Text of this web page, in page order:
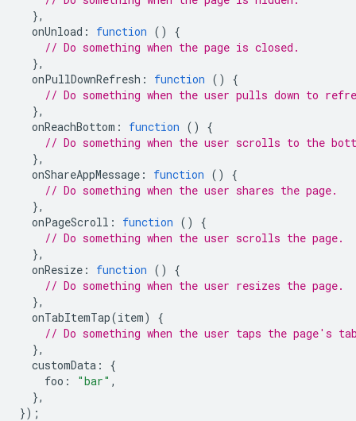
},
onUnload : function ()
{
// Do something when the page is closed.
},
onPullDownRefresh : function ()
{
// Do something when the user pulls down to
},
onReachBottom : function ()
{
// Do something when the user scrolls to the
},
onShareAppMessage : function ()
{
// Do something when the user shares the page.
},
onPageScroll : function ()
{
// Do something when the user scrolls the page.
},
onResize : function ()
{
// Do something when the user resizes the page.
},
onTabItemTap(item)
{
// Do something when the user taps the page's
},
customData :
{
foo : "bar" ,
},
});